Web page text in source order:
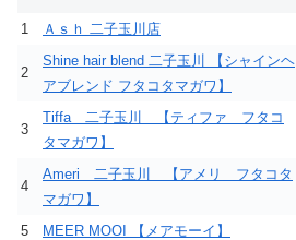
1 Ａｓｈ 二子玉川店
2
Shine hair blend 二子玉川 【シャインヘ
アブレンド フタコタマガワ】
3
Tiffa 二子玉川 【ティファ フタコ
タマガワ】
4
Ameri 二子玉川 【アメリ フタコタ
マガワ】
5 MEER MOOI 【メアモーイ】